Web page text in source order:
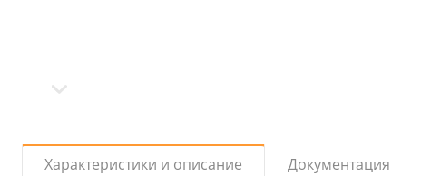
Характеристики и описание Документация